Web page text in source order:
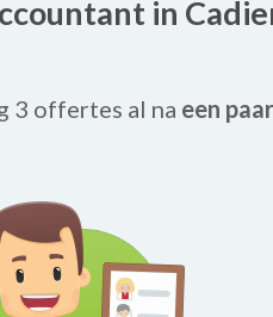
in
3 offertes al na een